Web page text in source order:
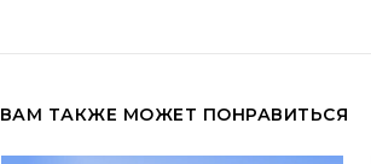
ВАМ ТАКЖЕ МОЖЕТ ПОНРАВИТЬСЯ